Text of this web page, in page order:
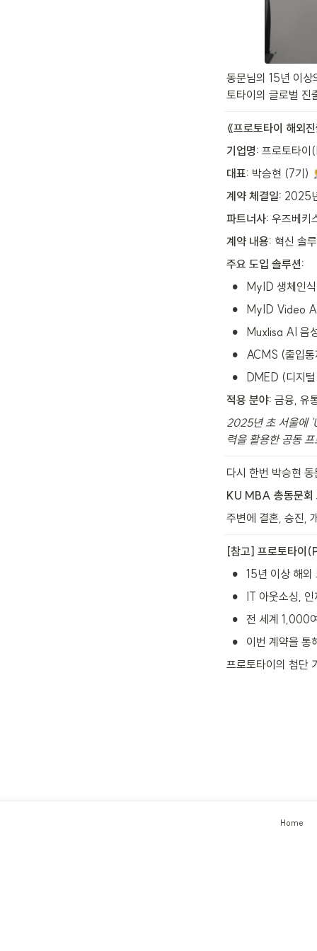
동문님의 15년 이
토타이의 글로벌 진
《프로토타이 해외
기업명: 프로토타이
대표: 박승현 (7기)
계약 체결일: 2025
파트너사: 우즈베
계약 내용: 혁신 솔
주요 도입 솔루션:
• MyID 생체인
• MyID Video
• Muxlisa AI 음
• ACMS (출입
•
DMED (디지
적용 분야: 금융, 유
2025년 초 서울에
력을 활용한 공동
다시 한번 박승현
KU MBA 총동문회
주변에 결혼, 승진,
[참고] 프로토타이
• 15년 이상 해외
• IT 아웃소싱,
• 전 세계 1,000
•
이번 계약을 통
프로토타이의 첨단
Home